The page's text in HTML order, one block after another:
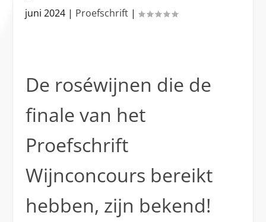
juni 2024 | Proefschrift |
De roséwijnen die de
finale van het
Proefschrift
Wijnconcours bereikt
hebben, zijn bekend!